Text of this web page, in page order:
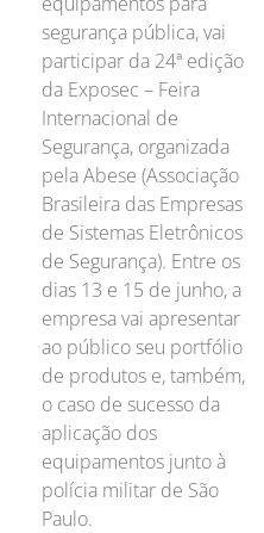
segurança pública, vai
participar da 24ª edição
da Exposec – Feira
Internacional de
Segurança, organizada
pela Abese (Associação
Brasileira das Empresas
de Sistemas Eletrônicos
de Segurança). Entre os
dias 13 e 15 de junho, a
empresa vai apresentar
ao público seu portfólio
de produtos e, também,
o caso de sucesso da
aplicação dos
equipamentos junto à
polícia militar de São
Paulo.